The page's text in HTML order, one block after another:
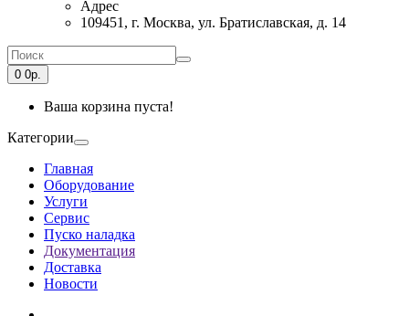
Адрес
109451, г. Москва, ул. Братиславская, д. 14
0 0р.
Ваша корзина пуста!
Категории
Главная
Оборудование
Услуги
Сервис
Пуско наладка
Документация
Доставка
Новости